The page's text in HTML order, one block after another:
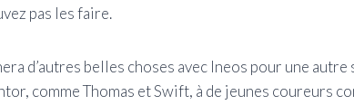
pas les faire.
d’autres belles choses avec Ineos pour une autre
comme Thomas et Swift, à de jeunes coureurs